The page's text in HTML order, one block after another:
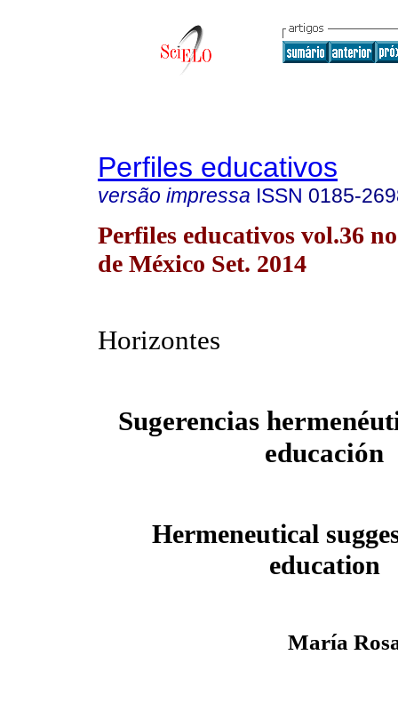
Perfiles educativos
versão impressa ISSN 0185-
Perfiles educativos vol.36
de México Set. 2014
Horizontes
Sugerencias
educación
Hermeneutical
education
María